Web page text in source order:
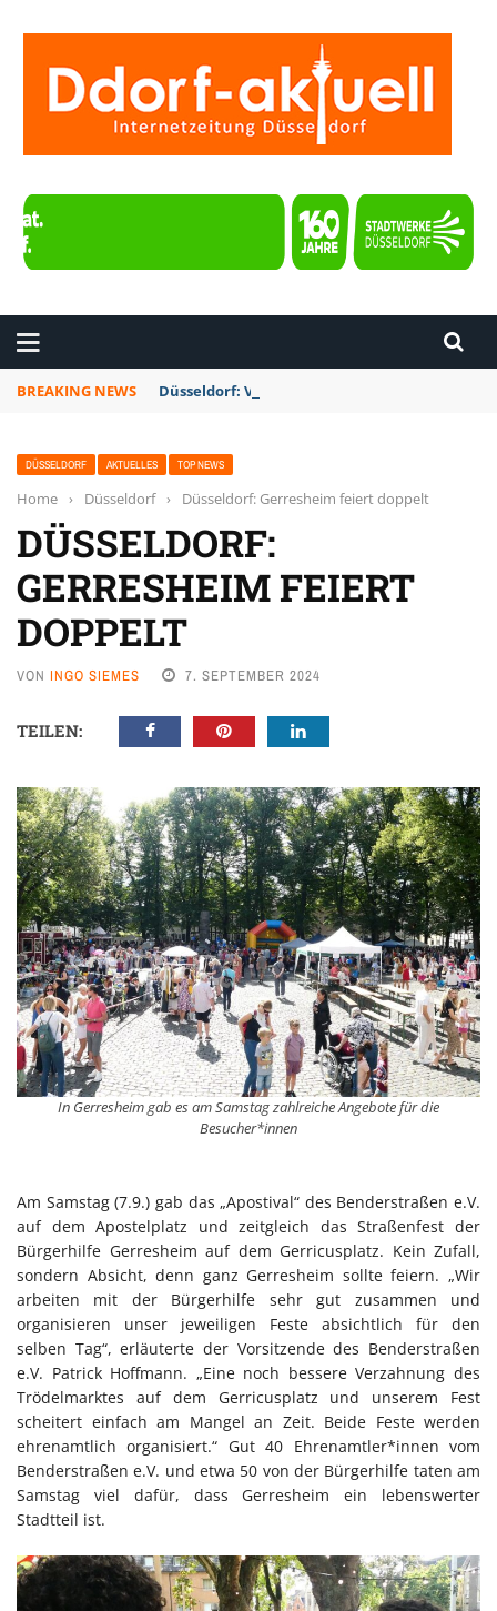
BREAKING NEWS Düsseldorf: Vollsperrung der Bergischen
DÜSSELDORF AKTUELLES TOP NEWS
Home › Düsseldorf › Düsseldorf: Gerresheim feiert doppelt
DÜSSELDORF:
GERRESHEIM FEIERT
DOPPELT
VON INGO SIEMES 7. SEPTEMBER 2024
TEILEN:
In Gerresheim gab es am Samstag zahlreiche Angebote für die
Besucher*innen
Am Samstag (7.9.) gab das „Apostival“ des Benderstraßen e.V.
auf dem Apostelplatz und zeitgleich das Straßenfest der
Bürgerhilfe Gerresheim auf dem Gerricusplatz. Kein Zufall,
sondern Absicht, denn ganz Gerresheim sollte feiern. „Wir
arbeiten mit der Bürgerhilfe sehr gut zusammen und
organisieren unser jeweiligen Feste absichtlich für den
selben Tag“, erläuterte der Vorsitzende des Benderstraßen
e.V. Patrick Hoffmann. „Eine noch bessere Verzahnung des
Trödelmarktes auf dem Gerricusplatz und unserem Fest
scheitert einfach am Mangel an Zeit. Beide Feste werden
ehrenamtlich organisiert.“ Gut 40 Ehrenamtler*innen vom
Benderstraßen e.V. und etwa 50 von der Bürgerhilfe taten am
Samstag viel dafür, dass Gerresheim ein lebenswerter
Stadtteil ist.